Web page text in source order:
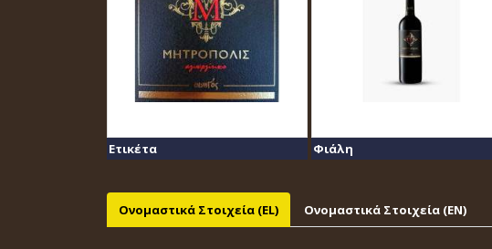
Ετικέτα Φιάλη
Ονομαστικά Στοιχεία (EL) Ονομαστικά Στοιχεία (EΝ)